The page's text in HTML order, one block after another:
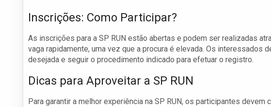
Inscrições: Como Participar?
As inscrições para a SP RUN estão abertas e podem ser realizadas
vaga rapidamente, uma vez que a procura é elevada. Os interessados
desejada e seguir o procedimento indicado para efetuar o registro.
Dicas para Aproveitar a SP RUN
Para garantir a melhor experiência na SP RUN, os participantes devem